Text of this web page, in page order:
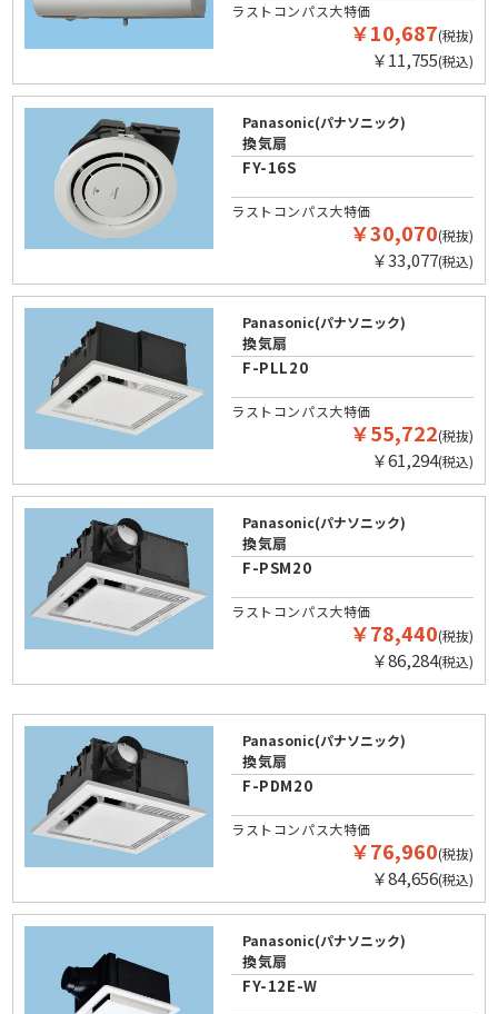
ラストコンパス大特価
￥10,687(税抜)
￥11,755(税込)
Panasonic(パナソニック)
換気扇
FY-16S
ラストコンパス大特価
￥30,070(税抜)
￥33,077(税込)
Panasonic(パナソニック)
換気扇
F-PLL20
ラストコンパス大特価
￥55,722(税抜)
￥61,294(税込)
Panasonic(パナソニック)
換気扇
F-PSM20
ラストコンパス大特価
￥78,440(税抜)
￥86,284(税込)
Panasonic(パナソニック)
換気扇
F-PDM20
ラストコンパス大特価
￥76,960(税抜)
￥84,656(税込)
Panasonic(パナソニック)
換気扇
FY-12E-W